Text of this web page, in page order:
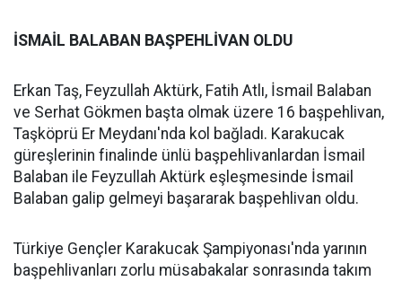
İSMAİL BALABAN BAŞPEHLİVAN OLDU
Erkan Taş, Feyzullah Aktürk, Fatih Atlı, İsmail Balaban
ve Serhat Gökmen başta olmak üzere 16 başpehlivan,
Taşköprü Er Meydanı'nda kol bağladı. Karakucak
güreşlerinin finalinde ünlü başpehlivanlardan İsmail
Balaban ile Feyzullah Aktürk eşleşmesinde İsmail
Balaban galip gelmeyi başararak başpehlivan oldu.
Türkiye Gençler Karakucak Şampiyonası'nda yarının
başpehlivanları zorlu müsabakalar sonrasında takım